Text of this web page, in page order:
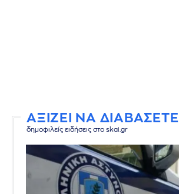
ΑΞΙΖΕΙ ΝΑ ΔΙΑΒΑΣΕΤΕ
δημοφιλείς ειδήσεις στο skai.gr